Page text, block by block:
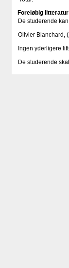
Foreløbig litteratur
De studerende
Olivier Blanchard,
Ingen yderligere
De studerende